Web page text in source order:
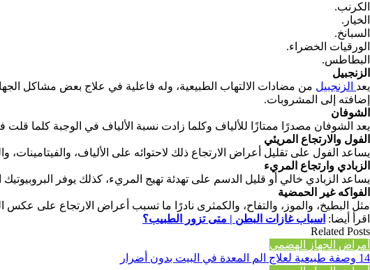
الكرنب.
الخيار.
السبانخ.
الورقيات الخضراء.
البطاطس.
الزنجبيل
يعد الزنجبيل من مضادات الالتهاب الطبيعية، وله فاعلية في علاج بعض مشاكل
إضافته إلى المشروبات.
الشوفان
يعد الشوفان مصدرًا ممتازًا للألياف وكلما زادت نسبة الألياف في الوجبة كلما
الفول والارتجاع المريئي
يساعد الفول على تقليل أعراض الارتجاع ذلك لاحتوائه على الألياف، والفيتامينات،
الزبادي وارتجاع المريء
يساعد الزبادي خالي أو قليل الدسم على تهدئة تهيج المريء، كذلك يوفر
الفواكه غير الحمضية
مثل البطيخ، والموز، والتفاح، والكمثرى نادرًا ما تسبب أعراض الارتجاع على عكس
اقرأ أيضا: اسباب غازات البطن | متى تزور الطبيب؟
Related Posts
أمراض الجهاز الهضمي
14 وصفة طبيعية لعلاج الم المعدة في البيت بدون أضرار